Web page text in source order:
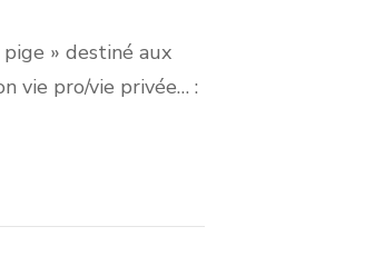
» destiné aux
vie pro/vie privée… :